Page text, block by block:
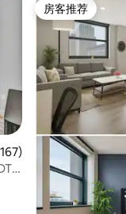
4.81 分（满分 5 分）
房客推荐
房客推荐